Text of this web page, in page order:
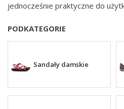
jednocześnie praktyczne do
PODKATEGORIE
Sandały damskie